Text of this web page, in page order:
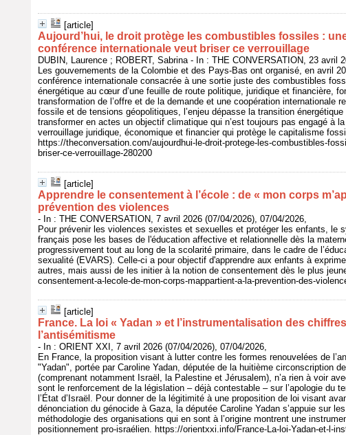
[article]
Aujourd’hui, le droit protège les combustibles fossiles :
conférence internationale veut briser ce verrouillage
DUBIN, Laurence ; ROBERT, Sabrina - In : THE CONVERSATION, 23 avril
Les gouvernements de la Colombie et des Pays-Bas ont organisé, en avril
conférence internationale consacrée à une sortie juste des combustibles
énergétique au cœur d’une feuille de route politique, juridique et financière,
transformation de l’offre et de la demande et une coopération internationale
fossile et de tensions géopolitiques, l’enjeu dépasse la transition
transformer en actes un objectif climatique qui n’est toujours pas engagé à
verrouillage juridique, économique et financier qui protège le capitalisme
https://theconversation.com/aujourdhui-le-droit-protege-les-combustibles-
briser-ce-verrouillage-280200
[article]
Apprendre le consentement à l’école : de « mon corps
prévention des violences
- In : THE CONVERSATION, 7 avril 2026 (07/04/2026), 07/04/2026,
Pour prévenir les violences sexistes et sexuelles et protéger les enfants, le
français pose les bases de l'éducation affective et relationnelle dès la
progressivement tout au long de la scolarité primaire, dans le cadre de
sexualité (EVARS). Celle-ci a pour objectif d'apprendre aux enfants à
autres, mais aussi de les initier à la notion de consentement dès le plus
consentement-a-lecole-de-mon-corps-mappartient-a-la-prevention-des-
[article]
France. La loi « Yadan » et l’instrumentalisation des
l’antisémitisme
- In : ORIENT XXI, 7 avril 2026 (07/04/2026), 07/04/2026,
En France, la proposition visant à lutter contre les formes renouvelées de
"Yadan", portée par Caroline Yadan, députée de la huitième circonscription
(comprenant notamment Israël, la Palestine et Jérusalem), n’a rien à voir
sont le renforcement de la législation – déjà contestable – sur l’apologie du
l’État d’Israël. Pour donner de la légitimité à une proposition de loi visant
dénonciation du génocide à Gaza, la députée Caroline Yadan s’appuie sur
méthodologie des organisations qui en sont à l’origine montrent une
positionnement pro-israélien. https://orientxxi.info/France-La-loi-Yadan-et-l-